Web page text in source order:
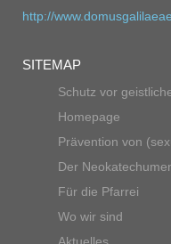
http://
SITEMAP
Schutz vor
Homepage
Prävention von
Der
Für die Pfarrei
Wo wir sind
Aktuelles